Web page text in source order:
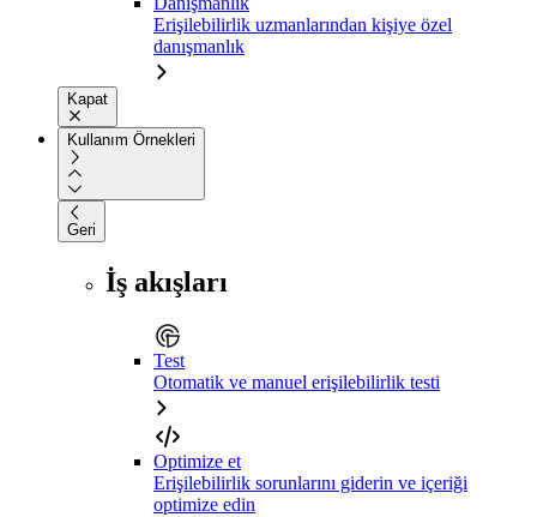
Erişilebilirlik uzmanlarından kişiye özel
danışmanlık
Kapat
Kullanım Örnekleri
Geri
İş akışları
Test
Otomatik ve manuel erişilebilirlik testi
Optimize et
Erişilebilirlik sorunlarını giderin ve içeriği
optimize edin